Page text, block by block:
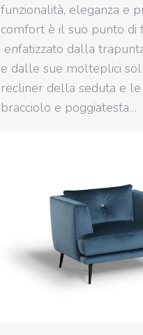
funzionalità, eleganza e
comfort è il suo punto di
enfatizzato dalla
e dalle sue molteplici
recliner della seduta e
bracciolo e poggiatesta…